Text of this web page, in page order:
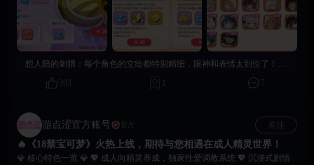
档位开服限时礼包 全档位终身限购，含648稀有等级大礼包，红色材料 &
S+神兽任选！ 🎁 情欲伴侣限购宝箱（60元） 12位伴侣任选其一，送2888钻
+ 神兽召唤券40，体验成人情欲调教玩法！ 别忘记使用兑换码 {pkm888} /
{pkm666} 领取新手福利哦！欢迎在社区及评论区分享游戏攻略与精彩瞬
共赴冒险！
想人陪的刺猬： 每个角色的立绘都特别精细，眼神和表情太到位了！细节精致！👀心动不已
7
游点涩官方账号 官方 关注
🔥《18禁宝可梦》火热上线，期待与您相遇在成人精灵世界！
💎 核心特色一览 💎 💖 成人向精灵养成，独家性爱调教系统 💖 沉浸式剧情